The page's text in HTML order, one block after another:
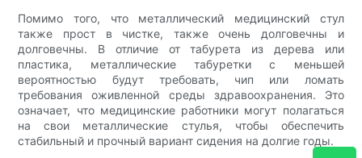
Помимо того, что металлический медицинский стул
также прост в чистке, также очень долговечны и
долговечны. В отличие от табурета из дерева или
пластика, металлические табуретки с меньшей
вероятностью будут требовать, чип или ломать
требования оживленной среды здравоохранения. Это
означает, что медицинские работники могут полагаться
на свои металлические стулья, чтобы обеспечить
стабильный и прочный вариант сидения на долгие годы.